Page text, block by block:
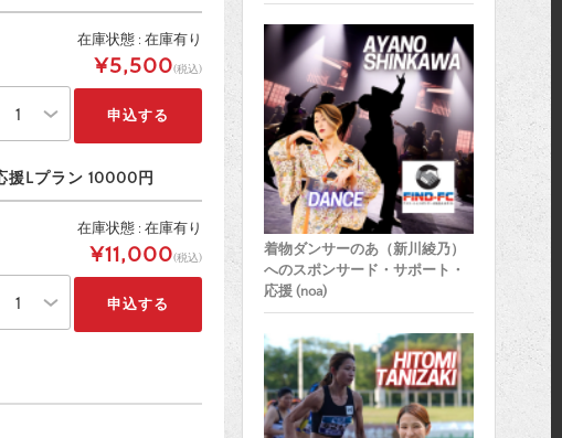
在庫状態 : 在庫有り
¥5,500(税込)
Lプラン 10000円
在庫状態 : 在庫有り
¥11,000(税込)
着物ダンサーのあ（新川綾乃）
へのスポンサード・サポート・
応援 (noa)